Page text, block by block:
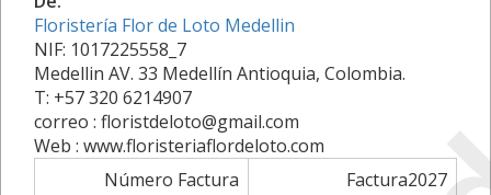
Floristería Flor de Loto Medellin
NIF: 1017225558_7
Medellin AV. 33 Medellín Antioquia, Colombia.
T: +57 320 6214907
correo : floristdeloto@gmail.com
Web : www.floristeriaflordeloto.com
Número Factura
Factura2027